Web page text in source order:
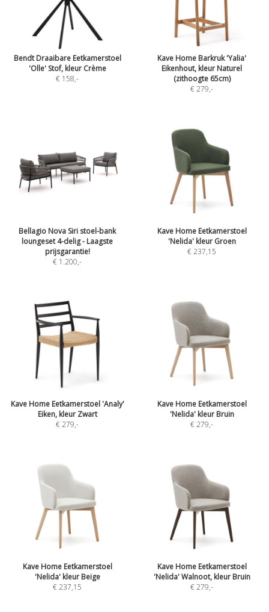
Bendt Draaibare Eetkamerstoel
'Olle' Stof, kleur Crème
€ 158,-
Kave Home Barkruk 'Yalia'
Eikenhout, kleur Naturel
(zithoogte 65cm)
€ 279,-
Bellagio Nova Siri stoel-bank
loungeset 4-delig - Laagste
prijsgarantie!
€ 1.200,-
Kave Home Eetkamerstoel
'Nelida' kleur Groen
€ 237,15
Kave Home Eetkamerstoel 'Analy'
Eiken, kleur Zwart
€ 279,-
Kave Home Eetkamerstoel
'Nelida' kleur Bruin
€ 279,-
Kave Home Eetkamerstoel
'Nelida' kleur Beige
€ 237,15
Kave Home Eetkamerstoel
'Nelida' Walnoot, kleur Bruin
€ 279,-